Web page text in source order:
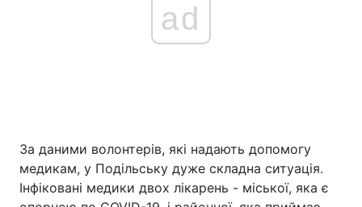
ad
За даними волонтерів, які надають допомогу
медикам, у Подільську дуже складна ситуація.
Інфіковані медики двох лікарень - міської, яка є